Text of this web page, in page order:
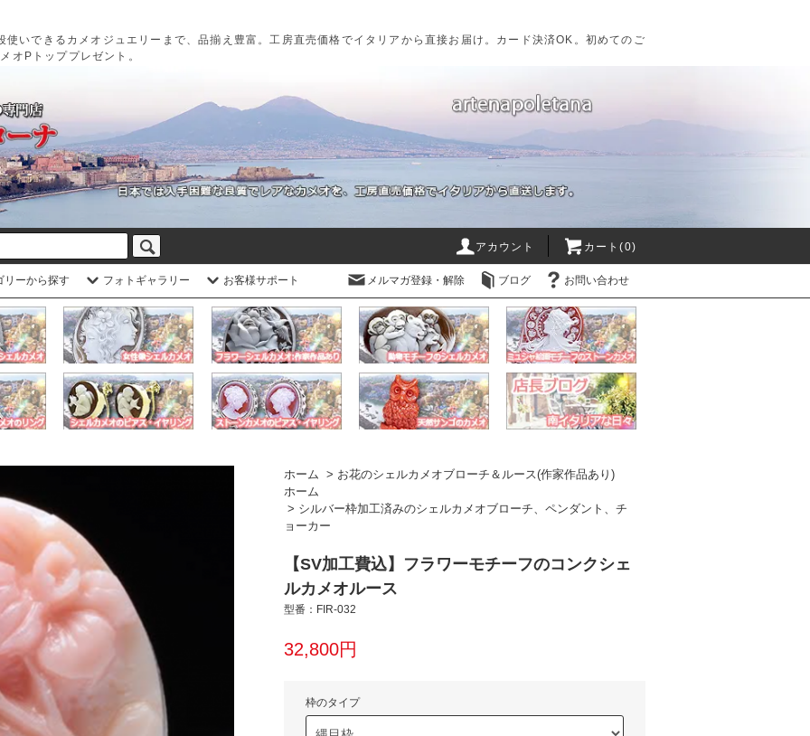
いできるカメオジュエリーまで、品揃え豊富。工房直売価格でイタリアから直接お届け。カード決済OK。初めてのご
オPトッププレゼント。
アカウント カート(0)
リーから探す フォトギャラリー お客様サポート メルマガ登録・解除 ブログ お問い合わせ
ホーム > お花のシェルカメオブローチ＆ルース(作家作品あり)
ホーム
> シルバー枠加工済みのシェルカメオブローチ、ペンダント、チ
ョーカー
【SV加工費込】フラワーモチーフのコンクシェ
ルカメオルース
型番：FIR-032
32,800円
枠のタイプ